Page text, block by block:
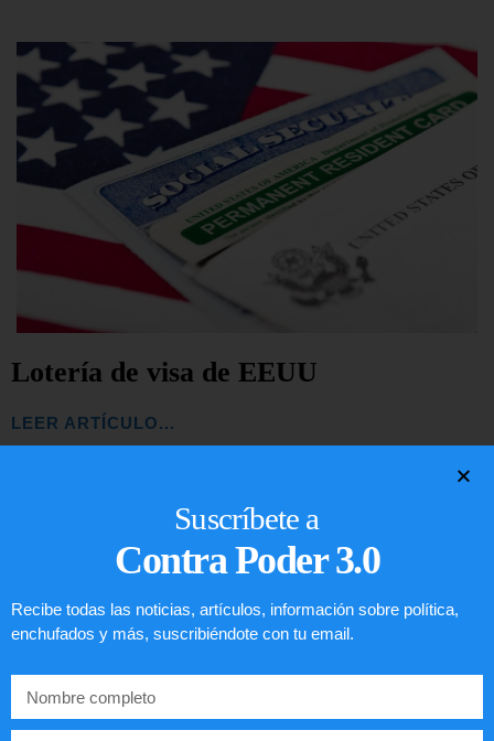
Lotería de visa de EEUU
LEER ARTÍCULO...
Suscríbete a
Contra Poder 3.0
Recibe todas las noticias, artículos, información sobre política,
enchufados y más, suscribiéndote con tu email.